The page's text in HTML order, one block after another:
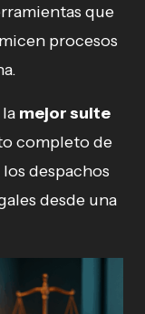
que
procesos
mejor suite
completo de
despachos
desde una